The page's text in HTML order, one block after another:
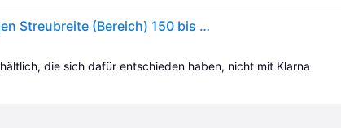
GARDENA 00436-20 Streuwagen Streubreite (Bereich) 150 bis 600 cm 18 l - Türkis/Orange
die sich dafür entschieden haben, nicht mit Klarna